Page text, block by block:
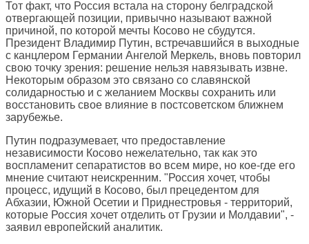
Тот факт, что Россия встала на сторону белградской
отвергающей позиции, привычно называют важной
причиной, по которой мечты Косово не сбудутся.
Президент Владимир Путин, встречавшийся в выходные
с канцлером Германии Ангелой Меркель, вновь повторил
свою точку зрения: решение нельзя навязывать извне.
Некоторым образом это связано со славянской
солидарностью и с желанием Москвы сохранить или
восстановить свое влияние в постсоветском ближнем
зарубежье.
Путин подразумевает, что предоставление
независимости Косово нежелательно, так как это
воспламенит сепаратистов во всем мире, но кое-где его
мнение считают неискренним. "Россия хочет, чтобы
процесс, идущий в Косово, был прецедентом для
Абхазии, Южной Осетии и Приднестровья - территорий,
которые Россия хочет отделить от Грузии и Молдавии", -
заявил европейский аналитик.